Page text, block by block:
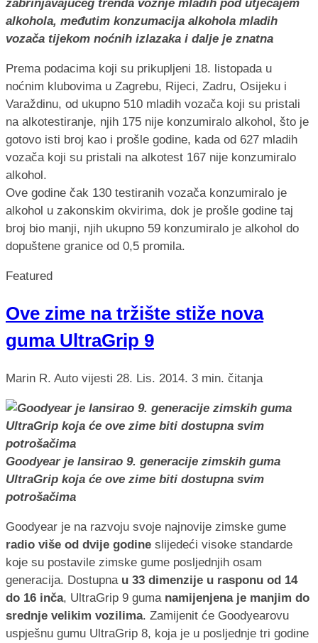
zabrinjavajućeg trenda vožnje mladih pod utjecajem
alkohola, međutim konzumacija alkohola mladih
vozača tijekom noćnih izlazaka i dalje je znatna
Prema podacima koji su prikupljeni 18. listopada u
noćnim klubovima u Zagrebu, Rijeci, Zadru, Osijeku i
Varaždinu, od ukupno 510 mladih vozača koji su pristali
na alkotestiranje, njih 175 nije konzumiralo alkohol, što je
gotovo isti broj kao i prošle godine, kada od 627 mladih
vozača koji su pristali na alkotest 167 nije konzumiralo
alkohol.
Ove godine čak 130 testiranih vozača konzumiralo je
alkohol u zakonskim okvirima, dok je prošle godine taj
broj bio manji, njih ukupno 59 konzumiralo je alkohol do
dopuštene granice od 0,5 promila.
Featured
Ove zime na tržište stiže nova
guma UltraGrip 9
Marin R. Auto vijesti 28. Lis. 2014. 3 min. čitanja
Goodyear je lansirao 9. generacije zimskih guma
UltraGrip koja će ove zime biti dostupna svim
potrošačima
Goodyear je na razvoju svoje najnovije zimske gume
radio više od dvije godine slijedeći visoke standarde
koje su postavile zimske gume posljednjih osam
generacija. Dostupna u 33 dimenzije u rasponu od 14
do 16 inča, UltraGrip 9 guma namijenjena je manjim do
srednje velikim vozilima. Zamijenit će Goodyearovu
uspješnu gumu UltraGrip 8, koja je u posljednje tri godine